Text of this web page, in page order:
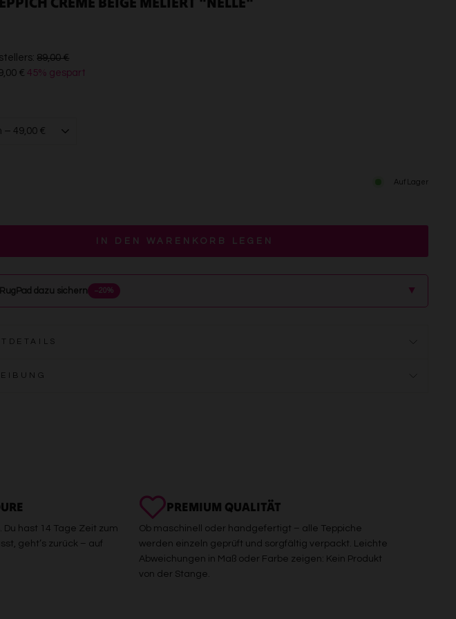
89,00 €€89,00
€ 45% gespart
Auf Lager
IN DEN WARENKORB LEGEN
dazu sichern −20% ▲
hast 14 Tage Zeit zum
geht’s zurück – auf
PREMIUM QUALITÄT
Ob maschinell oder handgefertigt – alle Teppiche
werden einzeln geprüft und sorgfältig verpackt. Leichte
Abweichungen in Maß oder Farbe zeigen: Kein Produkt
von der Stange.